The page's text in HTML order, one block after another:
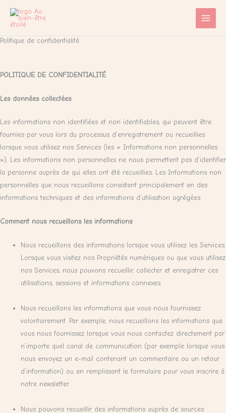
Aller
Politique de confidentialité
POLITIQUE DE CONFIDENTIALITÉ
​Les données collectées
Les informations non identifiées et non identifiables, qui peuvent être
fournies par vous lors du processus d’enregistrement ou recueillies
lorsque vous utilisez nos Services (les « Informations non personnelles
»). Les informations non personnelles ne nous permettent pas d’identifier
la personne auprès de qui elles ont été recueillies. Les Informations non
personnelles que nous recueillons consistent principalement en des
informations techniques et des informations d’utilisation agrégées.
Comment nous recueillons les informations
Nous recueillons des informations lorsque vous utilisez les Services.
Lorsque vous visitez nos Propriétés numériques ou que vous utilisez
nos Services, nous pouvons recueillir, collecter et enregistrer ces
utilisations, sessions et informations connexes.
Nous recueillons les informations que vous nous fournissez
volontairement. Par exemple, nous recueillons les informations que
vous nous fournissez lorsque vous nous contactez directement par
n’importe quel canal de communication (par exemple lorsque vous
nous envoyez un e-mail contenant un commentaire ou un retour
d’information) ou en remplissant le formulaire pour vous inscrire à
notre newsletter.
Nous pouvons recueillir des informations auprès de sources